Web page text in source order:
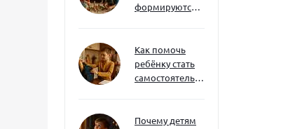
формируются
ребёнка
успешным
Как помочь
ребёнку стать
самостоятельным
Почему детям